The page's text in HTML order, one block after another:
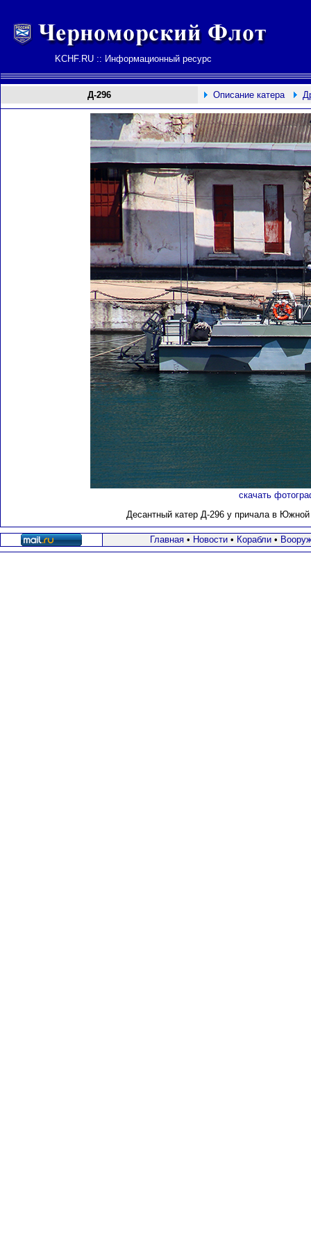
KCHF.RU :: Информационный ресурс
Д-296 Описание катера
скачать
Десантный катер Д-296 у причала в
Главная• Новости• Корабли•